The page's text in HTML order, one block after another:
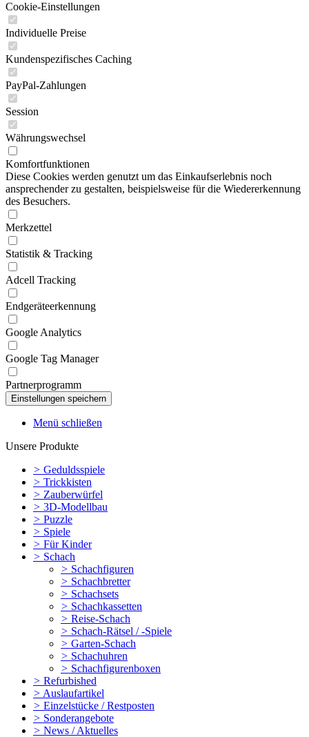
Cookie-Einstellungen
Individuelle Preise
Kundenspezifisches Caching
PayPal-Zahlungen
Session
Währungswechsel
Komfortfunktionen
Diese Cookies werden genutzt um das Einkaufserlebnis noch
ansprechender zu gestalten, beispielsweise für die Wiedererkennung
des Besuchers.
Merkzettel
Statistik & Tracking
Adcell Tracking
Endgeräteerkennung
Google Analytics
Google Tag Manager
Partnerprogramm
Menü schließen
Unsere Produkte
> Geduldsspiele
> Trickkisten
> Zauberwürfel
> 3D-Modellbau
> Puzzle
> Spiele
> Für Kinder
> Schach
> Schachfiguren
> Schachbretter
> Schachsets
> Schachkassetten
> Reise-Schach
> Schach-Rätsel / -Spiele
> Garten-Schach
> Schachuhren
> Schachfigurenboxen
> Refurbished
> Auslaufartikel
> Einzelstücke / Restposten
> Sonderangebote
> News / Aktuelles